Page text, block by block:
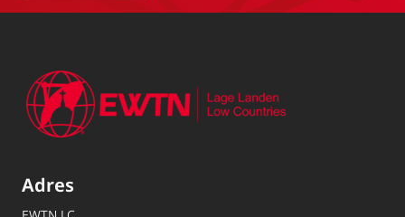
Adres